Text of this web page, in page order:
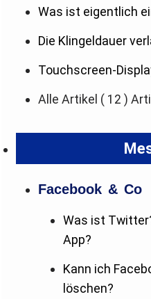
Was ist eigentlich
Die Klingeldauer
Touchscreen-
Alle Artikel ( 12 )
Facebook & Co
Was ist
App?
Kann ich
löschen?